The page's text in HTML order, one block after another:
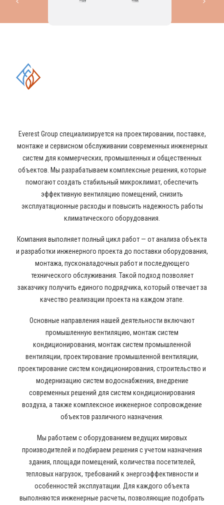
Everest Group специализируется на проектировании, поставке,
монтаже и сервисном обслуживании современных инженерных
систем для коммерческих, промышленных и общественных
объектов. Мы разрабатываем комплексные решения, которые
помогают создать стабильный микроклимат, обеспечить
эффективную вентиляцию помещений, снизить
эксплуатационные расходы и повысить надежность работы
климатического оборудования.
Компания выполняет полный цикл работ — от анализа объекта
и разработки инженерного проекта до поставки оборудования,
монтажа, пусконаладочных работ и последующего
технического обслуживания. Такой подход позволяет
заказчику получить единого подрядчика, который отвечает за
качество реализации проекта на каждом этапе.
Основные направления нашей деятельности включают
промышленную вентиляцию, монтаж систем
кондиционирования, монтаж систем промышленной
вентиляции, проектирование промышленной вентиляции,
проектирование систем кондиционирования, строительство и
модернизацию систем водоснабжения, внедрение
современных решений для систем кондиционирования
воздуха, а также комплексное инженерное сопровождение
объектов различного назначения.
Мы работаем с оборудованием ведущих мировых
производителей и подбираем решения с учетом назначения
здания, площади помещений, количества посетителей,
тепловых нагрузок, требований к энергоэффективности и
особенностей эксплуатации. Для каждого объекта
выполняются инженерные расчеты, позволяющие подобрать